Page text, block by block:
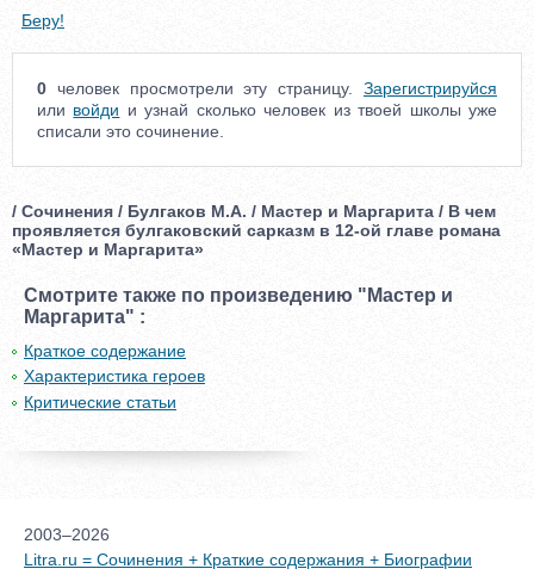
Беру!
0 человек просмотрели эту страницу. Зарегистрируйся
или войди и узнай сколько человек из твоей школы уже
списали это сочинение.
/ Сочинения / Булгаков М.А. / Мастер и Маргарита / В чем
проявляется булгаковский сарказм в 12-ой главе романа
«Мастер и Маргарита»
Смотрите также по произведению "Мастер и
Маргарита" :
Краткое содержание
Характеристика героев
Критические статьи
2003–2026
Litra.ru = Сочинения + Краткие содержания + Биографии